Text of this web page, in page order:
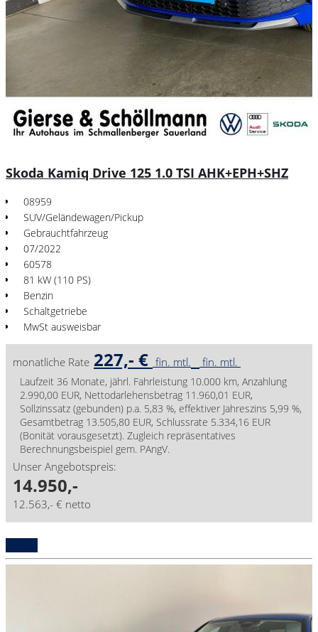
Skoda Kamiq Drive 125 1.0 TSI AHK+EPH+SHZ
08959
SUV/Geländewagen/Pickup
Gebrauchtfahrzeug
07/2022
60578
81 kW (110 PS)
Benzin
Schaltgetriebe
MwSt ausweisbar
monatliche Rate 227,- € fin. mtl. fin. mtl.
Laufzeit 36 Monate, jährl. Fahrleistung 10.000 km, Anzahlung
2.990,00 EUR, Nettodarlehensbetrag 11.960,01 EUR,
Sollzinssatz (gebunden) p.a. 5,83 %, effektiver Jahreszins 5,99 %,
Gesamtbetrag 13.505,80 EUR, Schlussrate 5.334,16 EUR
(Bonität vorausgesetzt). Zugleich repräsentatives
Berechnungsbeispiel gem. PAngV.
Unser Angebotspreis:
14.950,-
12.563,- € netto